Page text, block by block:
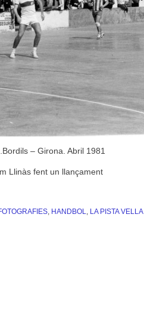
– Girona. Abril 1981
Llinàs fent un llançament
, HANDBOL, LA PISTA VELLA